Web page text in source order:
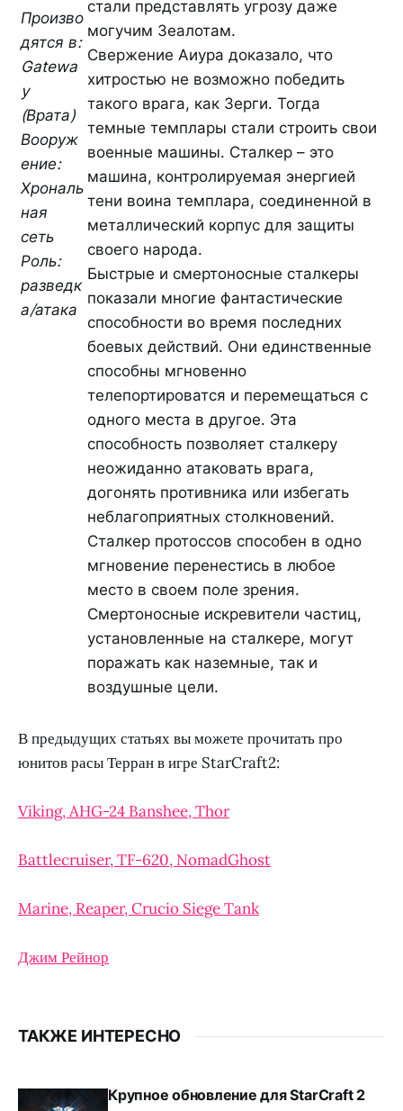
Произво
дятся в:
Gatewa
y
(Врата)
Вооруж
ение:
Хрональ
ная
сеть
Роль:
разведк
а/атака
стали представлять угрозу даже
могучим Зеалотам.
Свержение Аиура доказало, что
хитростью не возможно победить
такого врага, как Зерги. Тогда
темные темплары стали строить свои
военные машины. Сталкер – это
машина, контролируемая энергией
тени воина темплара, соединенной в
металлический корпус для защиты
своего народа.
Быстрые и смертоносные сталкеры
показали многие фантастические
способности во время последних
боевых действий. Они единственные
способны мгновенно
телепортироватся и перемещаться с
одного места в другое. Эта
способность позволяет сталкеру
неожиданно атаковать врага,
догонять противника или избегать
неблагоприятных столкновений.
Сталкер протоссов способен в одно
мгновение перенестись в любое
место в своем поле зрения.
Смертоносные искревители частиц,
установленные на сталкере, могут
поражать как наземные, так и
воздушные цели.
В предыдущих статьях вы можете прочитать про
юнитов расы Терран в игре StarCraft2:
Viking, AHG-24 Banshee, Thor
Battlecruiser, TF-620, NomadGhost
Marine, Reaper, Crucio Siege Tank
Джим Рейнор
ТАКЖЕ ИНТЕРЕСНО
Крупное обновление для StarCraft 2